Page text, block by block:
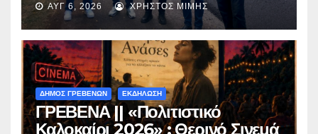
Περιβόλι – Αβδέλλα
ΑΥΓ 6, 2026 ΧΡΉΣΤΟΣ ΜΊΜΗΣ
ΔΗΜΟΣ ΓΡΕΒΕΝΩΝ ΕΚΔΗΛΩΣΗ
ΓΡΕΒΕΝΑ || «Πολιτιστικό
Καλοκαίρι 2026» : Θερινό Σινεμά